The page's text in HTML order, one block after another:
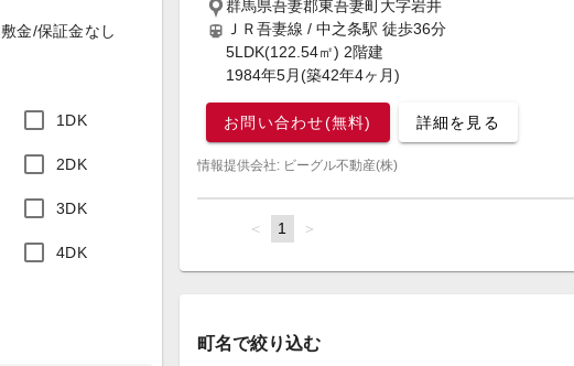
敷金/保証金なし
1DK
2DK
3DK
4DK
群馬県吾妻郡東吾妻町大字岩井
ＪＲ吾妻線 / 中之条駅 徒歩36分
5LDK(122.54㎡) 2階建
1984年5月(築42年4ヶ月)
お問い合わせ(無料) 詳細を見る
情報提供会社: ビーグル不動産(株)
page
You're
page
1 page
町名で絞り込む